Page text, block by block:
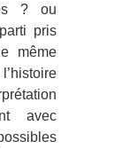
? ou
pris
même
avec